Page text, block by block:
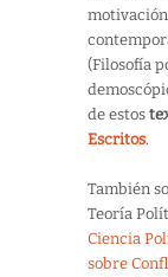
(Filosofía
de estos
Escritos.
También
Teoría
Ciencia
sobre